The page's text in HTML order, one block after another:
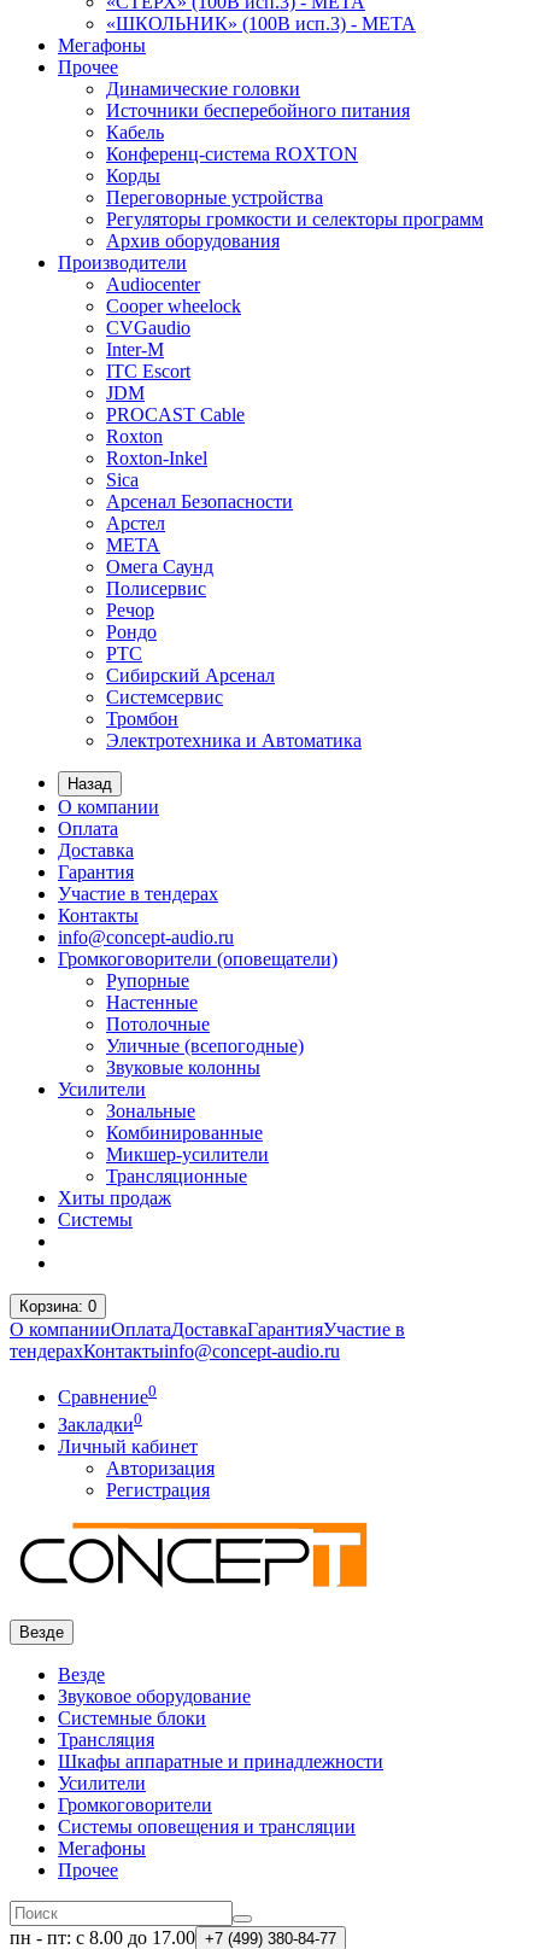
«ШКОЛЬНИК» (100В исп.3) - МЕТА
Мегафоны
Прочее
Динамические головки
Источники бесперебойного питания
Кабель
Конференц-система ROXTON
Корды
Переговорные устройства
Регуляторы громкости и селекторы программ
Архив оборудования
Производители
Audiocenter
Cooper wheelock
CVGaudio
Inter-M
ITC Escort
JDM
PROCAST Cable
Roxton
Roxton-Inkel
Sica
Арсенал Безопасности
Арстел
МЕТА
Омега Саунд
Полисервис
Речор
Рондо
РТС
Сибирский Арсенал
Системсервис
Тромбон
Электротехника и Автоматика
Назад
О компании
Оплата
Доставка
Гарантия
Участие в тендерах
Контакты
info@concept-audio.ru
Громкоговорители (оповещатели)
Рупорные
Настенные
Потолочные
Уличные (всепогодные)
Звуковые колонны
Усилители
Зональные
Комбинированные
Микшер-усилители
Трансляционные
Хиты продаж
Системы
Корзина: 0
О компанииОплатаДоставкаГарантияУчастие в
тендерахКонтактыinfo@concept-audio.ru
Сравнение0
Закладки0
Личный кабинет
Авторизация
Регистрация
Везде
Везде
Звуковое оборудование
Системные блоки
Трансляция
Шкафы аппаратные и принадлежности
Усилители
Громкоговорители
Системы оповещения и трансляции
Мегафоны
Прочее
пн - пт: с 8.00 до 17.00 +7 (499) 380-84-77